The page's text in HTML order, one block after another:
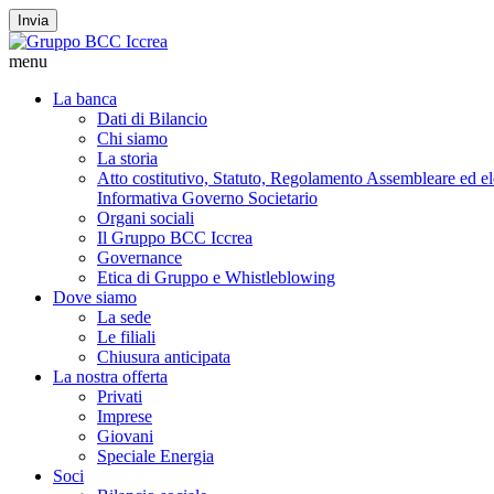
Invia
menu
La banca
Dati di Bilancio
Chi siamo
La storia
Atto costitutivo, Statuto, Regolamento Assembleare ed
Informativa Governo Societario
Organi sociali
Il Gruppo BCC Iccrea
Governance
Etica di Gruppo e Whistleblowing
Dove siamo
La sede
Le filiali
Chiusura anticipata
La nostra offerta
Privati
Imprese
Giovani
Speciale Energia
Soci